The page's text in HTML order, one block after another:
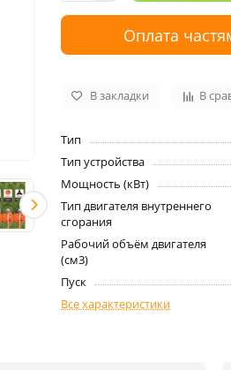
Оплата
В закладки В
Тип
Тип устройства
Мощность (кВт)
Тип двигателя внутреннего
сгорания
Рабочий объём двигателя
(см3)
Пуск
Все характеристики